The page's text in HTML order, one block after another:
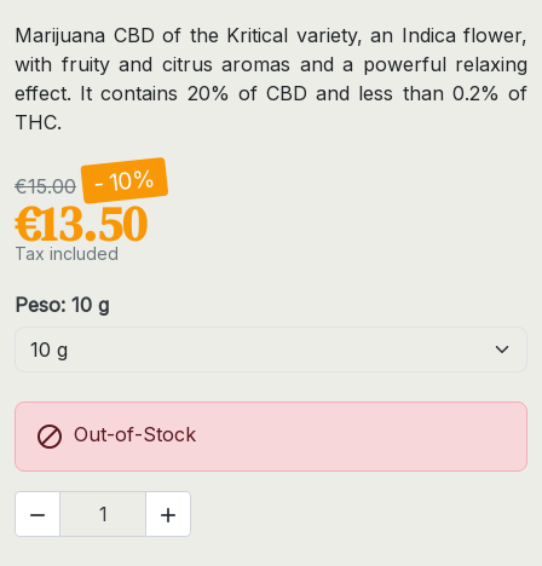
Marijuana CBD of the Kritical variety, an Indica flower,
with fruity and citrus aromas and a powerful relaxing
effect. It contains 20% of CBD and less than 0.2% of
THC.
€15.00 - 10%
€13.50
Tax included
Peso: 10 g
 Out-of-Stock
 